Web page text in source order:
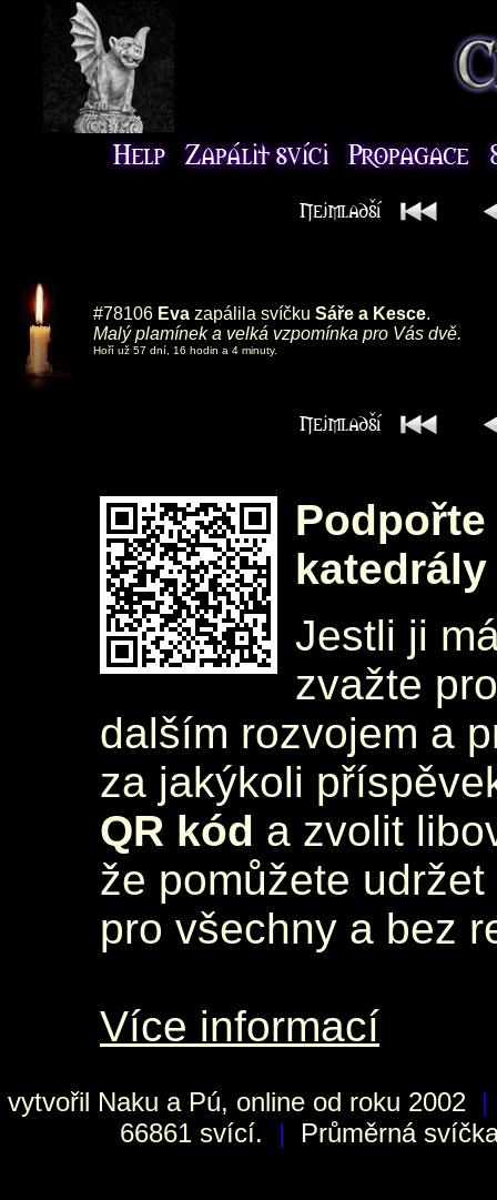
#78106 Eva zapálila svíčku Sáře a Kesce.
Malý plamínek a velká vzpomínka pro Vás dvě.
Hoří už 57 dní, 16 hodin a 4 minuty.
katedrály
Jestli ji
zvažte
dalším rozvojem a
za jakýkoli
QR kód a zvolit
že pomůžete
pro všechny a bez
Více informací
vytvořil Naku a Pú, online od roku 2002 |
66861 svící.
| Průměrná